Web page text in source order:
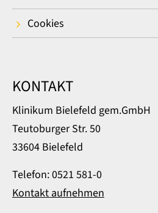
Cookies
KONTAKT
Klinikum Bielefeld gem.GmbH
Teutoburger Str. 50
33604 Bielefeld
Telefon: 0521 581-0
Kontakt aufnehmen